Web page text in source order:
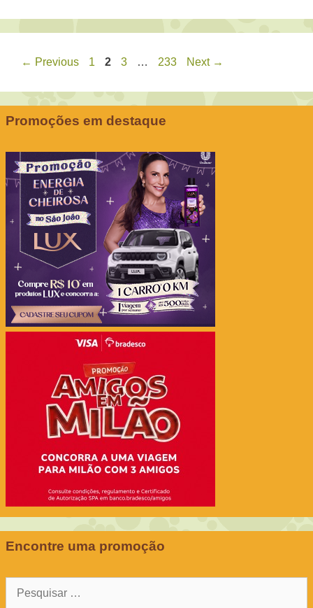
← Previous Page
1 Page
2 Page
3 … Page
233 Next →
Promoções em destaque
Encontre uma promoção
Pesquisar